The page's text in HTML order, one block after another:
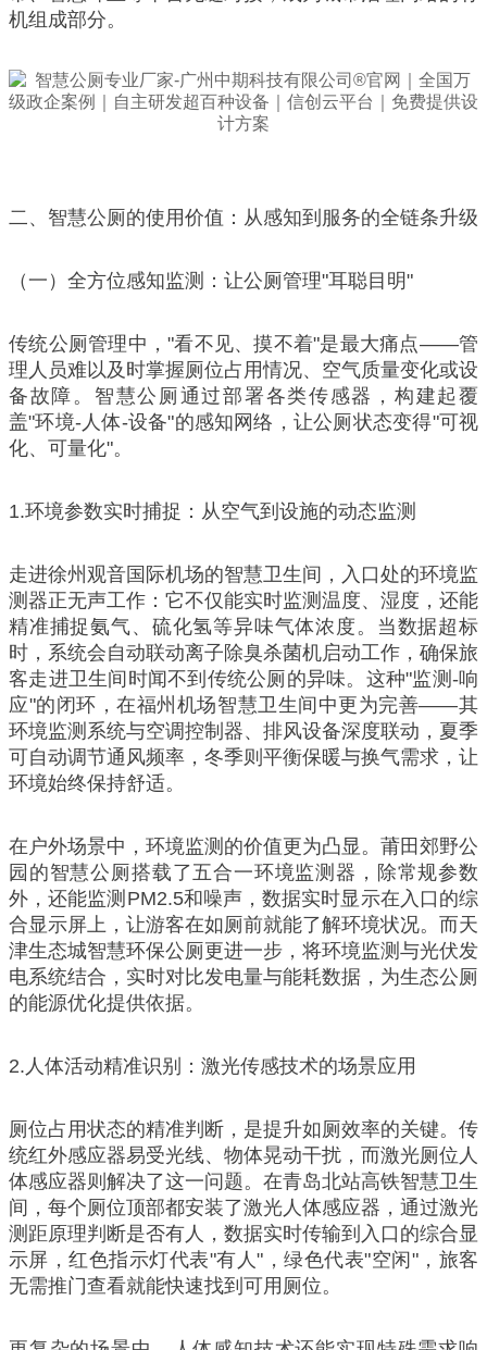
机组成部分。
二、智慧公厕的使用价值：从感知到服务的全链条升级
（一）全方位感知监测：让公厕管理"耳聪目明"
传统公厕管理中，"看不见、摸不着"是最大痛点——管
理人员难以及时掌握厕位占用情况、空气质量变化或设
备故障。智慧公厕通过部署各类传感器，构建起覆
盖"环境-人体-设备"的感知网络，让公厕状态变得"可视
化、可量化"。
1.环境参数实时捕捉：从空气到设施的动态监测
走进徐州观音国际机场的智慧卫生间，入口处的环境监
测器正无声工作：它不仅能实时监测温度、湿度，还能
精准捕捉氨气、硫化氢等异味气体浓度。当数据超标
时，系统会自动联动离子除臭杀菌机启动工作，确保旅
客走进卫生间时闻不到传统公厕的异味。这种"监测-响
应"的闭环，在福州机场智慧卫生间中更为完善——其
环境监测系统与空调控制器、排风设备深度联动，夏季
可自动调节通风频率，冬季则平衡保暖与换气需求，让
环境始终保持舒适。
在户外场景中，环境监测的价值更为凸显。莆田郊野公
园的智慧公厕搭载了五合一环境监测器，除常规参数
外，还能监测PM2.5和噪声，数据实时显示在入口的综
合显示屏上，让游客在如厕前就能了解环境状况。而天
津生态城智慧环保公厕更进一步，将环境监测与光伏发
电系统结合，实时对比发电量与能耗数据，为生态公厕
的能源优化提供依据。
2.人体活动精准识别：激光传感技术的场景应用
厕位占用状态的精准判断，是提升如厕效率的关键。传
统红外感应器易受光线、物体晃动干扰，而激光厕位人
体感应器则解决了这一问题。在青岛北站高铁智慧卫生
间，每个厕位顶部都安装了激光人体感应器，通过激光
测距原理判断是否有人，数据实时传输到入口的综合显
示屏，红色指示灯代表"有人"，绿色代表"空闲"，旅客
无需推门查看就能快速找到可用厕位。